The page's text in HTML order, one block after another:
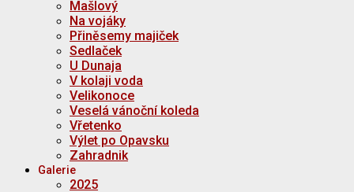
Mašlový
Na vojáky
Přiněsemy majiček
Sedlaček
U Dunaja
V kolaji voda
Velikonoce
Veselá vánoční koleda
Vřetenko
Výlet po Opavsku
Zahradnik
Galerie
2025